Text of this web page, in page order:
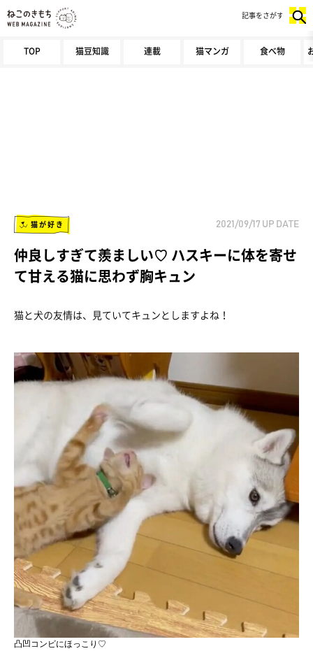
TOP 猫豆知識 連載 猫マンガ 食べ物
記事をさがす
猫が好き 2021/09/17 UP DATE
仲良しすぎて羨ましい♡ ハスキーに体を寄せ
て甘える猫に思わず胸キュン
猫と犬の友情は、見ていてキュンとしますよね！
凸凹コンビにほっこり♡